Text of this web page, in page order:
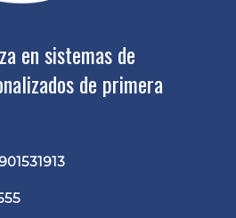
en sistemas de
de primera